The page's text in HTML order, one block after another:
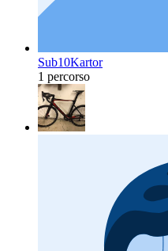
Sub10Kartor
1 percorso